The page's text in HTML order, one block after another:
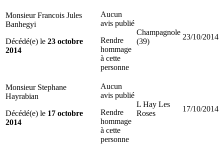
Monsieur Francois Jules
Banhegyi
Décédé(e) le 23 octobre
2014
Aucun
avis publié
Rendre
hommage
à cette
personne
Champagnole
(39)
23/10/2014
Monsieur Stephane
Hayrabian
Décédé(e) le 17 octobre
2014
Aucun
avis publié
Rendre
hommage
à cette
personne
L Hay Les
Roses
17/10/2014